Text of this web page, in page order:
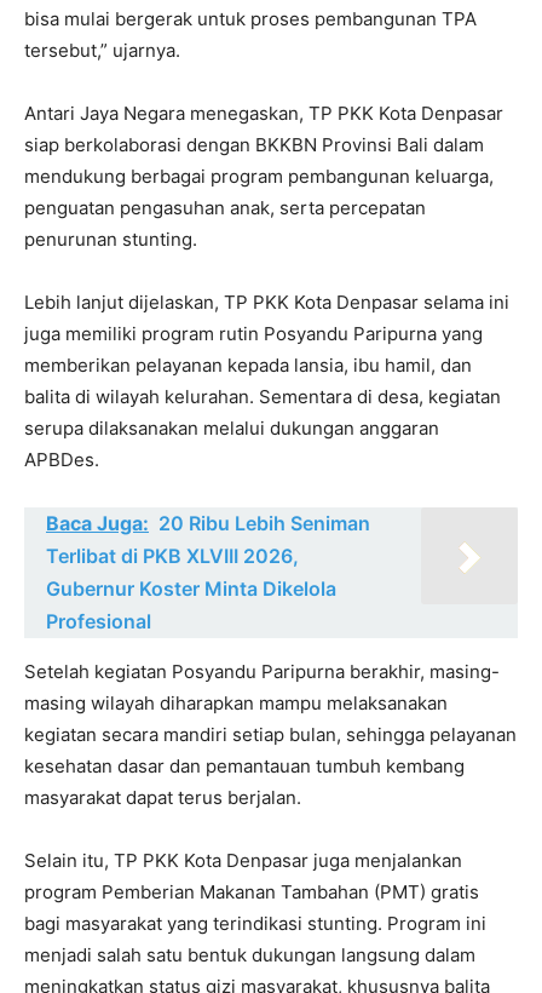
bisa mulai bergerak untuk proses pembangunan TPA
tersebut,” ujarnya.
Antari Jaya Negara menegaskan, TP PKK Kota Denpasar
siap berkolaborasi dengan BKKBN Provinsi Bali dalam
mendukung berbagai program pembangunan keluarga,
penguatan pengasuhan anak, serta percepatan
penurunan stunting.
Lebih lanjut dijelaskan, TP PKK Kota Denpasar selama ini
juga memiliki program rutin Posyandu Paripurna yang
memberikan pelayanan kepada lansia, ibu hamil, dan
balita di wilayah kelurahan. Sementara di desa, kegiatan
serupa dilaksanakan melalui dukungan anggaran
APBDes.
Baca Juga: 20 Ribu Lebih Seniman
Terlibat di PKB XLVIII 2026,
Gubernur Koster Minta Dikelola
Profesional
Setelah kegiatan Posyandu Paripurna berakhir, masing-
masing wilayah diharapkan mampu melaksanakan
kegiatan secara mandiri setiap bulan, sehingga pelayanan
kesehatan dasar dan pemantauan tumbuh kembang
masyarakat dapat terus berjalan.
Selain itu, TP PKK Kota Denpasar juga menjalankan
program Pemberian Makanan Tambahan (PMT) gratis
bagi masyarakat yang terindikasi stunting. Program ini
menjadi salah satu bentuk dukungan langsung dalam
meningkatkan status gizi masyarakat, khususnya balita